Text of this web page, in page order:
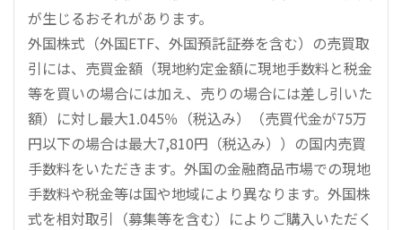
が生じるおそれがあります。
外国株式（外国ETF、外国預託証券を含む）の売買取
引には、売買金額（現地約定金額に現地手数料と税金
等を買いの場合には加え、売りの場合には差し引いた
額）に対し最大1.045％（税込み）（売買代金が75万
円以下の場合は最大7,810円（税込み））の国内売買
手数料をいただきます。外国の金融商品市場での現地
手数料や税金等は国や地域により異なります。外国株
式を相対取引（募集等を含む）によりご購入いただく